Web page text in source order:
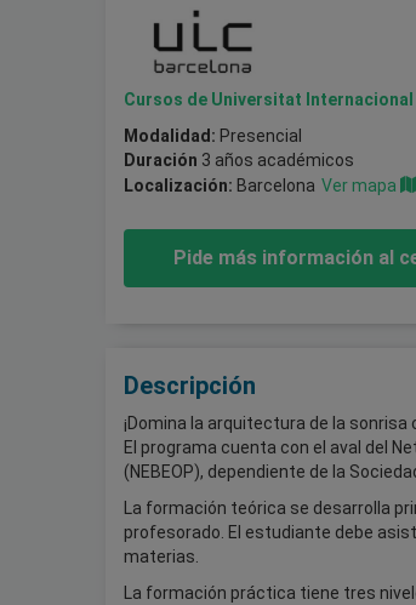
Cursos de Universitat Internacional
Modalidad: Presencial
Duración 3 años académicos
Localización: Barcelona Ver mapa
Pide más información al
Descripción
¡Domina la arquitectura de la
El programa cuenta con el aval del
(NEBEOP), dependiente de la
La formación teórica se desarrolla
profesorado. El estudiante debe
materias.
La formación práctica tiene tres